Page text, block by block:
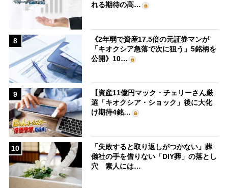
れる期待の高…
8
《2年弱で資産17.5倍の元証券マンが
「キオクシア急落で次に狙う」5銘柄を
公開》10…
9
【資産11億円マック・チェリーさん厳
選「キオクシア・ショック」後に大化
け期待4銘…
10
「失敗すると取り返しがつかない」葬
儀社の手を借りない「DIY葬」の落とし
穴 素人には…